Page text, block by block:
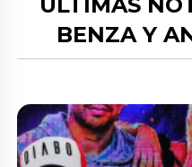
BENZA Y